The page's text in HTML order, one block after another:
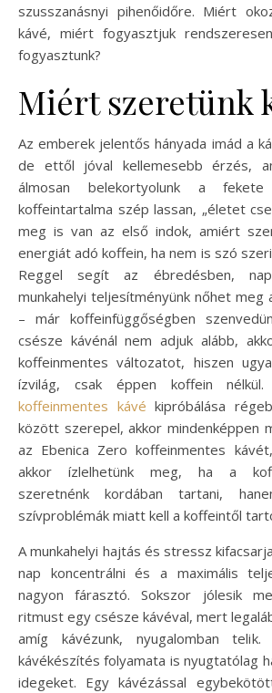
szusszanásnyi pihenőidőre. Miért
kávé, miért fogyasztjuk
fogyasztunk?
Miért szeretünk
Az emberek jelentős hányada imád a
de ettől jóval kellemesebb érzés,
álmosan belekortyolunk a
koffeintartalma szép lassan, „életet
meg is van az első indok, amiért
energiát adó koffein, ha nem is szó
Reggel segít az ébredésben,
munkahelyi teljesítményünk nőhet meg
– már koffeinfüggőségben
csésze kávénál nem adjuk alább,
koffeinmentes változatot, hiszen
ízvilág, csak éppen koffein
koffeinmentes kávé kipróbálása
között szerepel, akkor mindenképpen
az Ebenica Zero koffeinmentes
akkor ízlelhetünk meg, ha a
szeretnénk kordában tartani,
szívproblémák miatt kell a koffeintől
A munkahelyi hajtás és stressz
nap koncentrálni és a maximális
nagyon fárasztó. Sokszor jólesik
ritmust egy csésze kávéval, mert
amíg kávézunk, nyugalomban
kávékészítés folyamata is nyugtatólag
idegeket. Egy kávézással